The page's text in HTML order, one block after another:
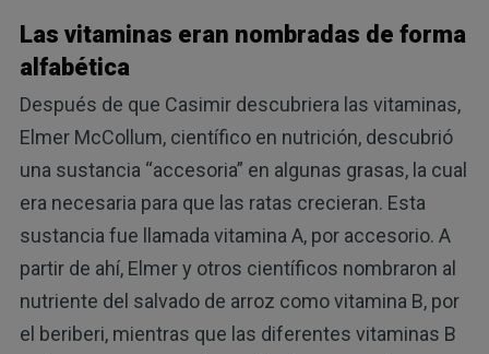
Las vitaminas eran nombradas de forma
alfabética
Después de que Casimir descubriera las vitaminas,
Elmer McCollum, científico en nutrición, descubrió
una sustancia “accesoria” en algunas grasas, la cual
era necesaria para que las ratas crecieran. Esta
sustancia fue llamada vitamina A, por accesorio. A
partir de ahí, Elmer y otros científicos nombraron al
nutriente del salvado de arroz como vitamina B, por
el beriberi, mientras que las diferentes vitaminas B